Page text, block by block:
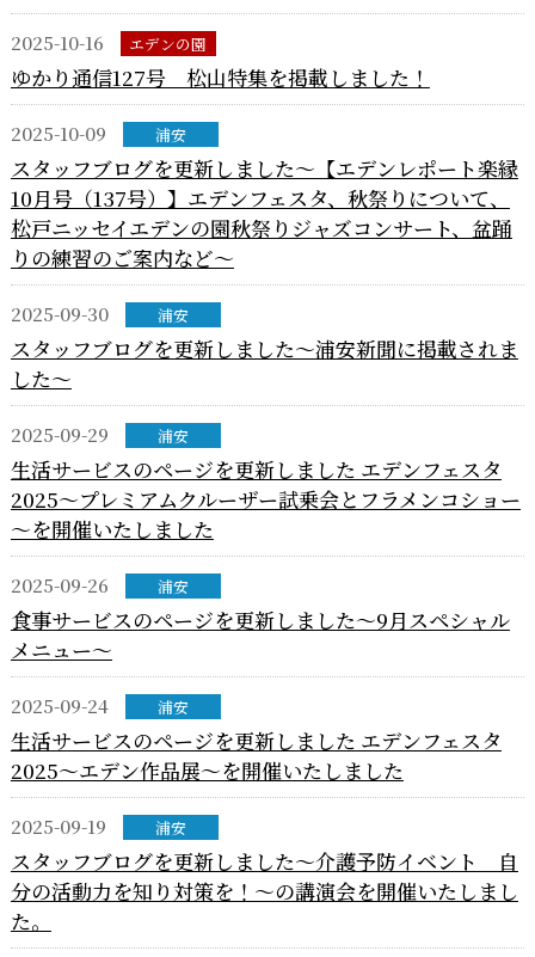
2025-10-16 エデンの園
ゆかり通信127号 松山特集を掲載しました！
2025-10-09 浦安
スタッフブログを更新しました～【エデンレポート楽縁
10月号（137号）】エデンフェスタ、秋祭りについて、
松戸ニッセイエデンの園秋祭りジャズコンサート、盆踊
りの練習のご案内など～
2025-09-30 浦安
スタッフブログを更新しました～浦安新聞に掲載されま
した～
2025-09-29 浦安
生活サービスのページを更新しました エデンフェスタ
2025～プレミアムクルーザー試乗会とフラメンコショー
～を開催いたしました
2025-09-26 浦安
食事サービスのページを更新しました～9月スペシャル
メニュー～
2025-09-24 浦安
生活サービスのページを更新しました エデンフェスタ
2025～エデン作品展～を開催いたしました
2025-09-19 浦安
スタッフブログを更新しました～介護予防イベント 自
分の活動力を知り対策を！～の講演会を開催いたしまし
た。